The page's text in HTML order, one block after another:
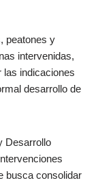
peatones y
intervenidas,
las indicaciones
desarrollo de
Desarrollo
busca consolidar